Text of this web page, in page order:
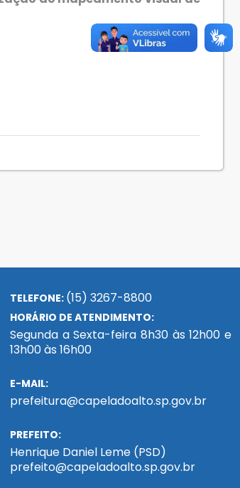
TELEFONE: (15) 3267-8800
HORÁRIO DE ATENDIMENTO:
Segunda a Sexta-feira 8h30 às 12h00 e
13h00 às 16h00
E-MAIL:
prefeitura@capeladoalto.sp.gov.br
PREFEITO:
Henrique Daniel Leme (PSD)
prefeito@capeladoalto.sp.gov.br